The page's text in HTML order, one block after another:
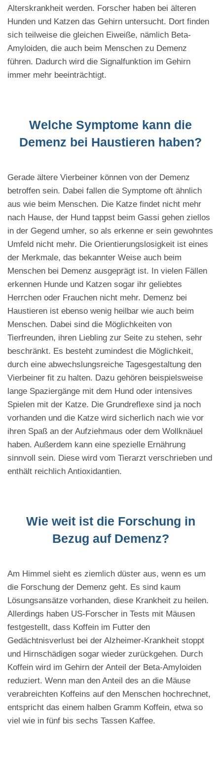
Alterskrankheit werden. Forscher haben bei älteren
Hunden und Katzen das Gehirn untersucht. Dort finden
sich teilweise die gleichen Eiweiße, nämlich Beta-
Amyloiden, die auch beim Menschen zu Demenz
führen. Dadurch wird die Signalfunktion im Gehirn
immer mehr beeinträchtigt.
Welche Symptome kann die
Demenz bei Haustieren haben?
Gerade ältere Vierbeiner können von der Demenz
betroffen sein. Dabei fallen die Symptome oft ähnlich
aus wie beim Menschen. Die Katze findet nicht mehr
nach Hause, der Hund tappst beim Gassi gehen ziellos
in der Gegend umher, so als erkenne er sein gewohntes
Umfeld nicht mehr. Die Orientierungslosigkeit ist eines
der Merkmale, das bekannter Weise auch beim
Menschen bei Demenz ausgeprägt ist. In vielen Fällen
erkennen Hunde und Katzen sogar ihr geliebtes
Herrchen oder Frauchen nicht mehr. Demenz bei
Haustieren ist ebenso wenig heilbar wie auch beim
Menschen. Dabei sind die Möglichkeiten von
Tierfreunden, ihren Liebling zur Seite zu stehen, sehr
beschränkt. Es besteht zumindest die Möglichkeit,
durch eine abwechslungsreiche Tagesgestaltung den
Vierbeiner fit zu halten. Dazu gehören beispielsweise
lange Spaziergänge mit dem Hund oder intensives
Spielen mit der Katze. Die Grundreflexe sind ja noch
vorhanden und die Katze wird sicherlich nach wie vor
ihren Spaß an der Aufziehmaus oder dem Wollknäuel
haben. Außerdem kann eine spezielle Ernährung
sinnvoll sein. Diese wird vom Tierarzt verschrieben und
enthält reichlich Antioxidantien.
Wie weit ist die Forschung in
Bezug auf Demenz?
Am Himmel sieht es ziemlich düster aus, wenn es um
die Forschung der Demenz geht. Es sind kaum
Lösungsansätze vorhanden, diese Krankheit zu heilen.
Allerdings haben US-Forscher in Tests mit Mäusen
festgestellt, dass Koffein im Futter den
Gedächtnisverlust bei der Alzheimer-Krankheit stoppt
und Hirnschädigen sogar wieder zurückgehen. Durch
Koffein wird im Gehirn der Anteil der Beta-Amyloiden
reduziert. Wenn man den Anteil des an die Mäuse
verabreichten Koffeins auf den Menschen hochrechnet,
entspricht das einem halben Gramm Koffein, etwa so
viel wie in fünf bis sechs Tassen Kaffee.